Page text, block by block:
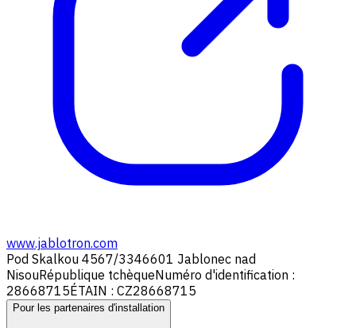
www.jablotron.com
Pod Skalkou 4567/3346601 Jablonec nad
NisouRépublique tchèqueNuméro d'identification :
28668715ÉTAIN : CZ28668715
Pour les partenaires d'installation